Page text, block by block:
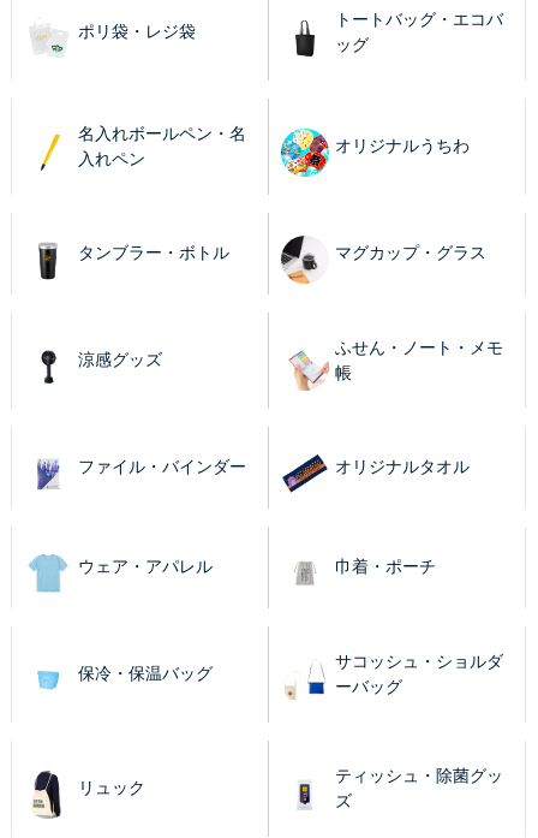
ポリ袋・レジ袋
トートバッグ・エコバ
ッグ
名入れボールペン・名
入れペン
オリジナルうちわ
タンブラー・ボトル マグカップ・グラス
涼感グッズ
ふせん・ノート・メモ
帳
ファイル・バインダー オリジナルタオル
ウェア・アパレル 巾着・ポーチ
保冷・保温バッグ
サコッシュ・ショルダ
ーバッグ
リュック
ティッシュ・除菌グッ
ズ